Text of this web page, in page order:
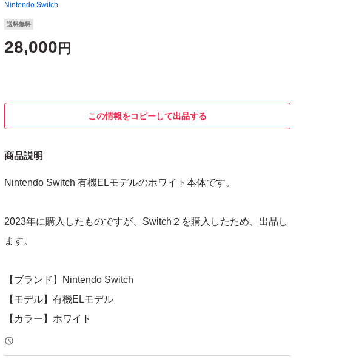
Nintendo Switch
送料無料
28,000 円
この情報をコピーして出品する
商品説明
Nintendo Switch 有機ELモデルのホワイト本体です。
2023年に購入したものですが、Switch２を購入したため、出品し
ます。
【ブランド】Nintendo Switch
【モデル】有機ELモデル
【カラー】ホワイト
【商品の状態】中古